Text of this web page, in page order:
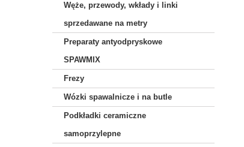
Węże, przewody, wkłady i linki
sprzedawane na metry
Preparaty antyodpryskowe
SPAWMIX
Frezy
Wózki spawalnicze i na butle
Podkładki ceramiczne
samoprzylepne